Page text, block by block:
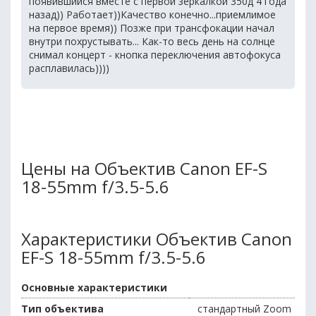
назад)) Работает))Качество конечно...приемлимое
на первое время)) Позже при трансфокации начал
внутри похрустывать... Как-то весь день на солнце
снимал концерт - кнопка переключения автофокуса
расплавилась))))
Цены на Объектив Canon EF-S
18-55mm f/3.5-5.6
Характеристики Объектив Canon
EF-S 18-55mm f/3.5-5.6
Основные характеристики
Тип объектива
стандартный Zoom